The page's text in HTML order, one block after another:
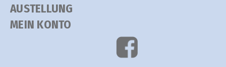
AUSTELLUNG
MEIN KONTO